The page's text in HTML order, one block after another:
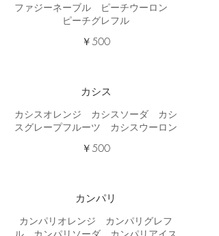
ファジーネーブル ピーチウーロン
ピーチグレフル
￥500
カシス
カシスオレンジ カシスソーダ カシ
スグレープフルーツ カシスウーロン
￥500
カンパリ
カンパリオレンジ カンパリグレフ